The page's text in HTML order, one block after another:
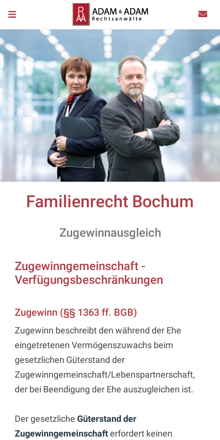
Familienrecht Bochum
Zugewinnausgleich
Zugewinngemeinschaft -
Verfügungsbeschränkungen
Zugewinn (§§ 1363 ff. BGB)
Zugewinn beschreibt den während der Ehe
eingetretenen Vermögenszuwachs beim
gesetzlichen Güterstand der
Zugewinngemeinschaft/Lebenspartnerschaft,
der bei Beendigung der Ehe auszugleichen ist.
Der gesetzliche Güterstand der
Zugewinngemeinschafterfordert keinen